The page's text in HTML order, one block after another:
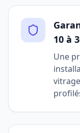
10 à
Une